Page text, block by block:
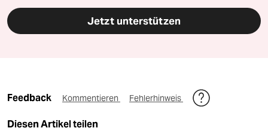
Jetzt unterstützen
Feedback Kommentieren Fehlerhinweis
Diesen Artikel teilen